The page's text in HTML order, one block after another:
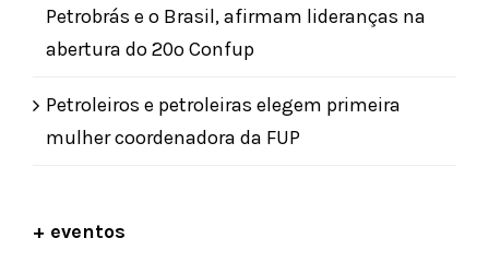
Petrobrás e o Brasil, afirmam lideranças na
abertura do 20º Confup
Petroleiros e petroleiras elegem primeira
mulher coordenadora da FUP
+ eventos